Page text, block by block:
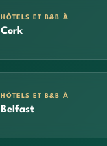
HÔTELS ET B&B À
Cork
HÔTELS ET B&B À
Belfast